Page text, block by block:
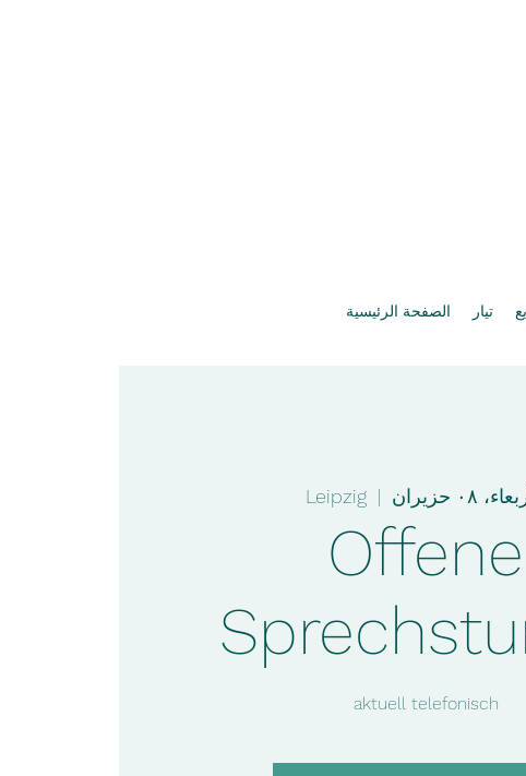
الصفحة الرئيسية تيار
٠٨ حزيران
  |
Leipzig
Offene
aktuell telefonisch